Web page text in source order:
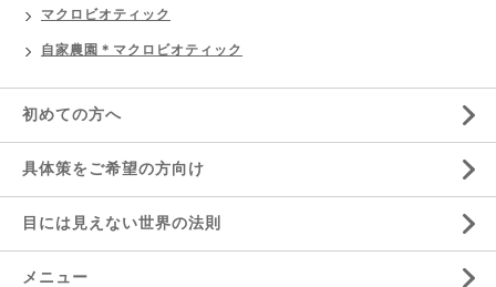
マクロビオティック
自家農園＊マクロビオティック
初めての方へ
具体策をご希望の方向け
目には見えない世界の法則
メニュー